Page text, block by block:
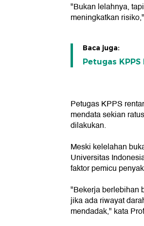
"Bukan lelahnya,
meningkatkan
Baca juga:
Petugas
Petugas KPPS
mendata sekian
dilakukan.
Meski kelelahan
Universitas
faktor pemicu
"Bekerja berlebihan
jika ada riwayat
mendadak," kata